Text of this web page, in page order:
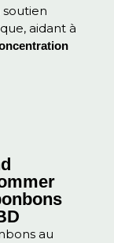
soutien
aidant à
au